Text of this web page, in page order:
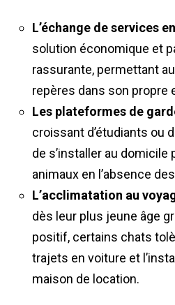
L’échange de services
solution économique et
rassurante, permettant
repères dans son propre
Les plateformes de
croissant d’étudiants ou
de s’installer au domicile
animaux en l’absence
L’acclimatation au
dès leur plus jeune âge
positif, certains chats
trajets en voiture et
maison de location.